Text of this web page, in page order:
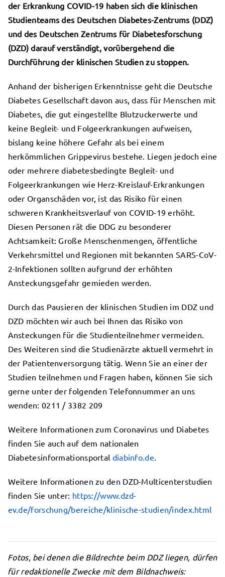
der Erkrankung COVID-19 haben sich die klinischen
Studienteams des Deutschen Diabetes-Zentrums (DDZ)
und des Deutschen Zentrums für Diabetesforschung
(DZD) darauf verständigt, vorübergehend die
Durchführung der klinischen Studien zu stoppen.
Anhand der bisherigen Erkenntnisse geht die Deutsche
Diabetes Gesellschaft davon aus, dass für Menschen mit
Diabetes, die gut eingestellte Blutzuckerwerte und
keine Begleit- und Folgeerkrankungen aufweisen,
bislang keine höhere Gefahr als bei einem
herkömmlichen Grippevirus bestehe. Liegen jedoch eine
oder mehrere diabetesbedingte Begleit- und
Folgeerkrankungen wie Herz-Kreislauf-Erkrankungen
oder Organschäden vor, ist das Risiko für einen
schweren Krankheitsverlauf von COVID-19 erhöht.
Diesen Personen rät die DDG zu besonderer
Achtsamkeit: Große Menschenmengen, öffentliche
Verkehrsmittel und Regionen mit bekannten SARS-CoV-
2-Infektionen sollten aufgrund der erhöhten
Ansteckungsgefahr gemieden werden.
Durch das Pausieren der klinischen Studien im DDZ und
DZD möchten wir auch bei Ihnen das Risiko von
Ansteckungen für die Studienteilnehmer vermeiden.
Des Weiteren sind die Studienärzte aktuell vermehrt in
der Patientenversorgung tätig. Wenn Sie an einer der
Studien teilnehmen und Fragen haben, können Sie sich
gerne unter der folgenden Telefonnummer an uns
wenden: 0211 / 3382 209
Weitere Informationen zum Coronavirus und Diabetes
finden Sie auch auf dem nationalen
Diabetesinformationsportal diabinfo.de.
Weitere Informationen zu den DZD-Multicenterstudien
finden Sie unter: https://www.dzd-
ev.de/forschung/bereiche/klinische-studien/index.html
Fotos, bei denen die Bildrechte beim DDZ liegen, dürfen
für redaktionelle Zwecke mit dem Bildnachweis: